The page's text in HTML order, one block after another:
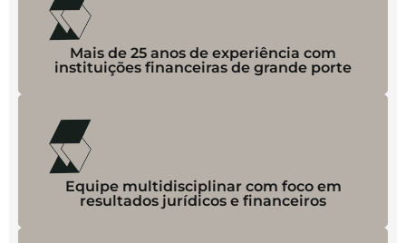
Mais de 25 anos de experiência com
instituições financeiras de grande porte
Equipe multidisciplinar com foco em
resultados jurídicos e financeiros